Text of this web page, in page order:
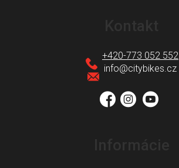
info@citybikes.cz
+420-773 052 552